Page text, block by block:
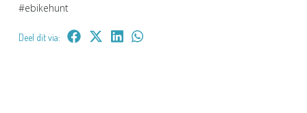
#ebikehunt
Deel dit via: